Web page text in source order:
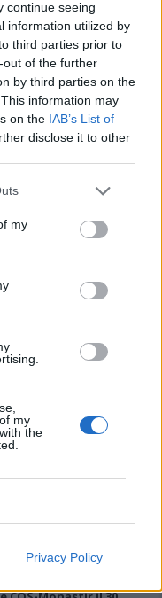
continue seeing
information utilized by
third parties prior to
of the further
by third parties on the
information may
on the IAB’s List of
disclose it to other
my
my
the
Privacy Policy
Vacca
G con 8 squadre
novità dei molisani del
in D: Forzati,
Bolzicco e tanti